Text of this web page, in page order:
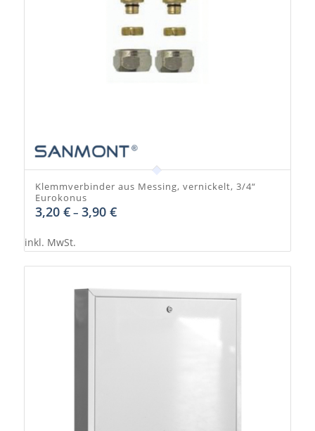
Klemmverbinder aus Messing, vernickelt, 3/4“
Eurokonus
3,20 €– 3,90 €
inkl. MwSt.